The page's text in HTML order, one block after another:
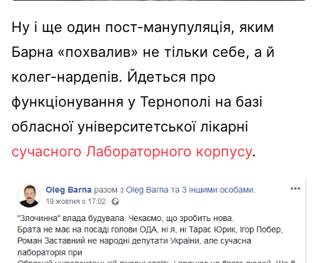
Ну і ще один пост-манупуляція, яким
Барна «похвалив» не тільки себе, а й
колег-нардепів. Йдеться про
функціонування у Тернополі на базі
обласної університетської лікарні
сучасного Лабораторного корпусу.